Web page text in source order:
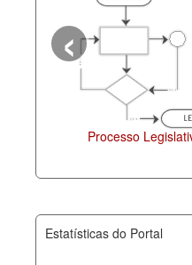
Processo Legislativo
‹
Estatísticas do Portal